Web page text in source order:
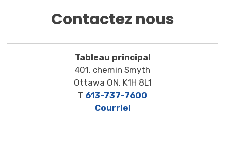
Contactez nous
Tableau principal
401, chemin Smyth
Ottawa ON, K1H 8L1
T 613-737-7600
Courriel